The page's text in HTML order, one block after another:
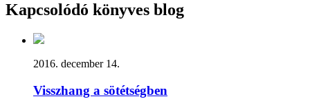
Kapcsolódó könyves blog
2016. december 14.
Visszhang a sötétségben